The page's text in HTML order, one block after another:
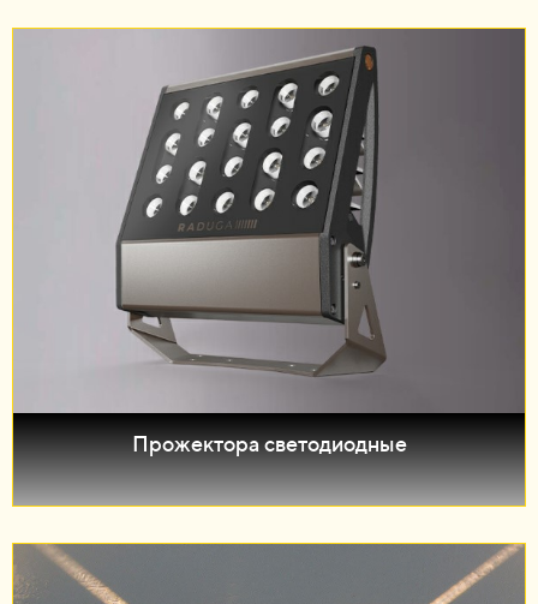
Прожектора светодиодные